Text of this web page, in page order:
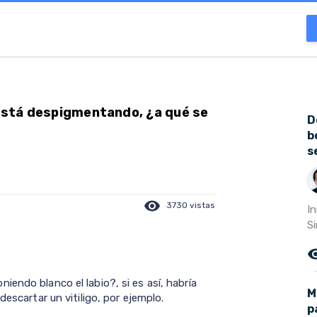
despigmentando, ¿a qué se
visibility 3730 vistas
blanco el labio?, si es así, habría
un vitiligo, por ejemplo.